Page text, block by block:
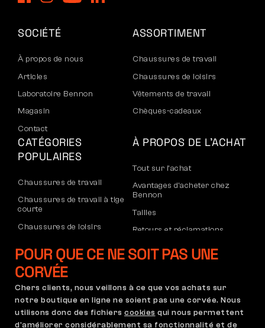
SOCIÉTÉ
À propos de nous
Articles
Laboratoire Bennon
Magasin
Contact
ASSORTIMENT
Chaussures de travail
Chaussures de loisirs
Vêtements de travail
Chèques-cadeaux
CATÉGORIES
POPULAIRES
Chaussures de travail
Chaussures de travail à tige
courte
Chaussures de loisirs
cheville
Pantalons
Sweatshirts
À PROPOS DE L’ACHAT
Tout sur l’achat
Avantages d’acheter chez
Bennon
Tailles
Retours et réclamations
Transport et paiement
Réclamations et garantie
POUR QUE CE NE SOIT PAS UNE
CORVÉE
Chers clients, nous veillons à ce que vos achats sur
notre boutique en ligne ne soient pas une corvée. Nous
utilisons donc des fichiers cookies qui nous permettent
d'améliorer considérablement sa fonctionnalité et de